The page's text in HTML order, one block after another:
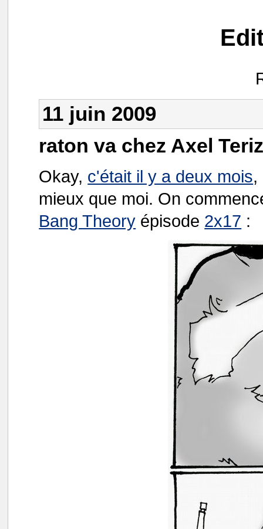
11 juin 2009
raton va chez Axel
Okay, c'était il y a deux mois,
mieux que moi. On
Bang Theory épisode 2x17 :